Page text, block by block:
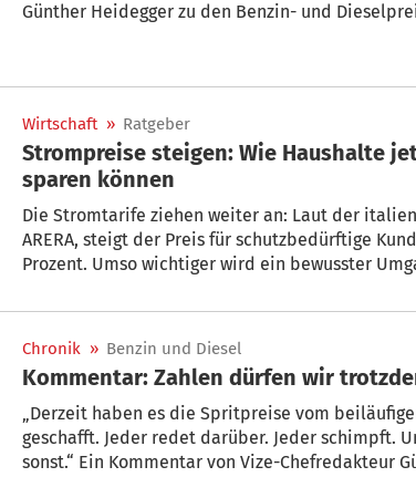
Günther Heidegger zu den Benzin- und
Wirtschaft » Ratgeber
Strompreise steigen: Wie Haushalte
sparen können
Die Stromtarife ziehen weiter an: Laut der italienischen Regulierungsbehörde
ARERA, steigt der Preis für schutzbedürftige
Prozent. Umso wichtiger wird ein bewusster
Komfortverlust.
Chronik » Benzin und Diesel
Kommentar: Zahlen dürfen wir
„Derzeit haben es die Spritpreise vom
geschafft. Jeder redet darüber. Jeder schimpft.
sonst.“ Ein Kommentar von Vize-Chefredakteur